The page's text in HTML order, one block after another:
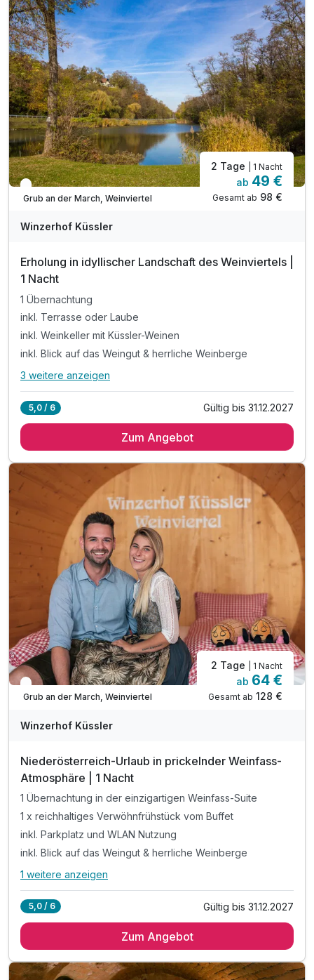
In 3 Wochen wieder frei
Grub an der March, Weinviertel
2 Tage | 1 Nacht
ab 49 €
Gesamt ab 98 €
Winzerhof Küssler
Erholung in idyllischer Landschaft des Weinviertels |
1 Nacht
1 Übernachtung
inkl. Terrasse oder Laube
inkl. Weinkeller mit Küssler-Weinen
inkl. Blick auf das Weingut & herrliche Weinberge
Alle Inklusivleistungen
inkl. Terrasse oder Laube
inkl. Blick auf das Weingut & herrliche Weinberge
inkl. Parkplatz & W-LAN Nutzung
Tipp: Frühstück & Halbpension zubuchbar
Tipp: Winzerabend im Winzerhof Küssler
3 weitere anzeigen
5,0 / 6 Gültig bis 31.12.2027
Zum Angebot
In 3 Wochen wieder frei
Grub an der March, Weinviertel
2 Tage | 1 Nacht
ab 64 €
Gesamt ab 128 €
Winzerhof Küssler
Niederösterreich-Urlaub in prickelnder Weinfass-
Atmosphäre | 1 Nacht
1 Übernachtung in der einzigartigen Weinfass-Suite
1 x reichhaltiges Verwöhnfrühstück vom Buffet
inkl. Parkplatz und WLAN Nutzung
inkl. Blick auf das Weingut & herrliche Weinberge
Alle Inklusivleistungen
1 x reichhaltiges Verwöhnfrühstück vom Buffet
inkl. Blick auf das Weingut & herrliche Weinberge
1 weitere anzeigen
5,0 / 6 Gültig bis 31.12.2027
Zum Angebot